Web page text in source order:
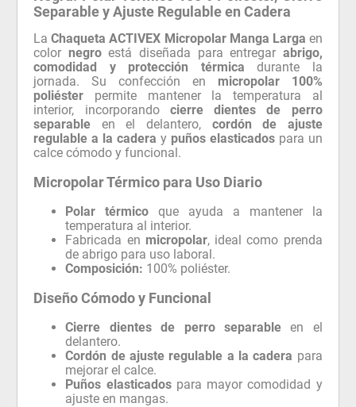
Separable y Ajuste Regulable en Cadera
LaChaqueta ACTIVEX Micropolar Manga Larga en
color negroestá diseñada para entregar abrigo,
comodidad y protección térmica durante la
jornada. Su confección en micropolar 100%
poliéster permite mantener la temperatura al
interior, incorporando cierre dientes de perro
separable en el delantero, cordón de ajuste
regulable a la cadera y puños elasticadospara un
calce cómodo y funcional.
Micropolar Térmico para Uso Diario
Polar térmico que ayuda a mantener la
temperatura al interior.
Fabricada en micropolar, ideal como prenda
de abrigo para uso laboral.
Composición: 100% poliéster.
Diseño Cómodo y Funcional
Cierre dientes de perro separableen el
delantero.
Cordón de ajuste regulable a la cadera para
mejorar el calce.
Puños elasticadospara mayor comodidad y
ajuste en mangas.